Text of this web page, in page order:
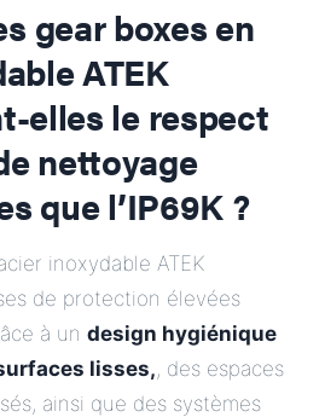
gear boxes en
ATEK
elles le respect
nettoyage
que l’IP69K ?
inoxydable ATEK
de protection élevées
à un design hygiénique
lisses,, des espaces
ainsi que des systèmes